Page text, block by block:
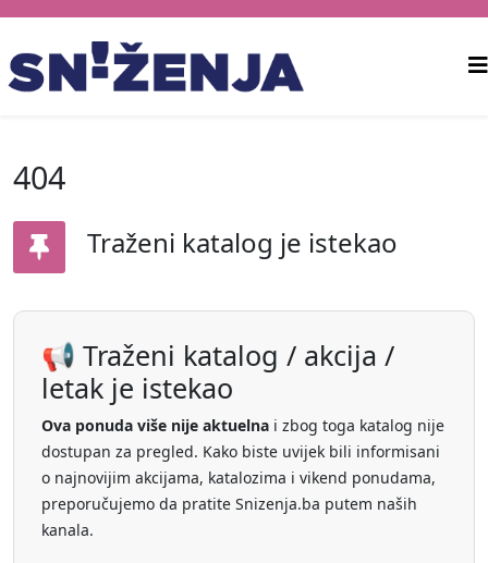
404
Traženi katalog je istekao
📢 Traženi katalog / akcija /
letak je istekao
Ova ponuda više nije aktuelna i zbog toga katalog nije
dostupan za pregled. Kako biste uvijek bili informisani
o najnovijim akcijama, katalozima i vikend ponudama,
preporučujemo da pratite Snizenja.ba putem naših
kanala.